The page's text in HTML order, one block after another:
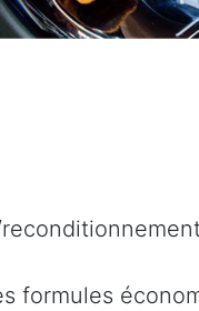
formules